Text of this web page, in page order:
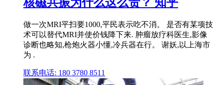
做一次MRI平扫要1000,平民表示吃不消。 是否有某项技
术可以替代MRI并使价钱降下来. 肿瘤放疗科医生,影像
诊断也略知,枪炮火器小懂,冷兵器在行。 谢妖,以上海市
为 .
联系电话: 180 3780 8511